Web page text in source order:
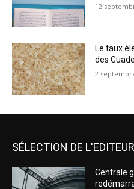
12
Le taux
des
2
SÉLECTION DE L'EDITEUR
Centrale